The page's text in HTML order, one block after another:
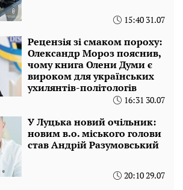
15:40 31.07
Рецензія зі смаком пороху:
Олександр Мороз пояснив,
чому книга Олени Думи є
вироком для українських
ухилянтів-політологів
16:31 30.07
У Луцька новий очільник:
новим в.о. міського голови
став Андрій Разумовський
20:10 29.07